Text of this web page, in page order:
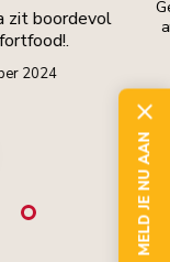
zit boordevol
2024
MELD JE NU AAN